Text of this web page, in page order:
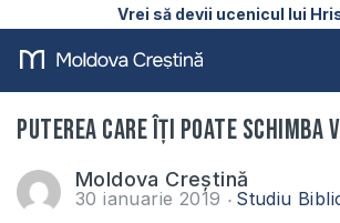
Vrei să devii ucenicul lui
Puterea care îți poate schimba
Moldova Creștină
30 ianuarie 2019 Studiu